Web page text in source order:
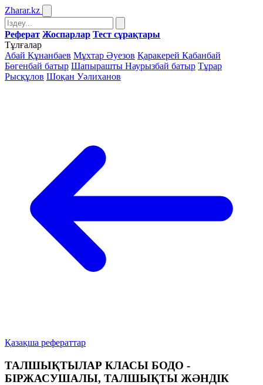
Zharar.kz
Реферат Жоспарлар Тест сұрақтары
Тұлғалар
Абай Құнанбаев Мұхтар Әуезов Қаракерей Қабанбай
Бөгенбай батыр Шапырашты Наурызбай батыр Тұрар
Рысқұлов Шоқан Уәлиханов
Қазақша рефераттар
ТАЛШЫҚТЫЛАР КЛАСЫ БОДО -
БІРЖАСУШАЛЫ, ТАЛШЫҚТЫ ЖӘНДІК